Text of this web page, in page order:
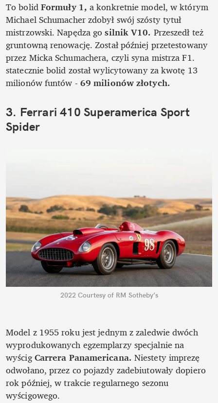
To bolid Formuły 1, a konkretnie model, w którym
Michael Schumacher zdobył swój szósty tytuł
mistrzowski. Napędza go silnik V10. Przeszedł też
gruntowną renowację. Został później przetestowany
przez Micka Schumachera, czyli syna mistrza F1.
statecznie bolid został wylicytowany za kwotę 13
milionów funtów - 69 milionów złotych.
3. Ferrari 410 Superamerica Sport
Spider
2022 Courtesy of RM Sotheby’s
Model z 1955 roku jest jednym z zaledwie dwóch
wyprodukowanych egzemplarzy specjalnie na
wyścig Carrera Panamericana. Niestety imprezę
odwołano, przez co pojazdy zadebiutowały dopiero
rok później, w trakcie regularnego sezonu
wyścigowego.